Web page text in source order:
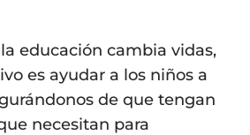
educación cambia vidas,
es ayudar a los niños a
de que tengan
necesitan para